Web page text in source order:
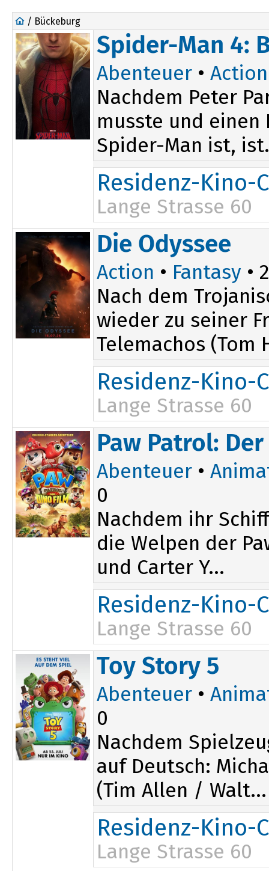
/ Bückeburg
Spider-Man 4:
Abenteuer • Action
Nachdem Peter
musste und
Spider-Man ist,
Residenz-Kino-
Lange Strasse 60
17:15
20:00
Die Odyssee
Action • Fantasy •
Nach dem
wieder zu seiner
Telemachos (Tom
Residenz-Kino-
Lange Strasse 60
19:30
Paw Patrol:
Abenteuer •
0
Nachdem ihr
die Welpen der
und Carter Y...
Residenz-Kino-
Lange Strasse 60
17:30
Toy Story 5
Abenteuer •
0
Nachdem
auf Deutsch:
(Tim Allen / Walt...
Residenz-Kino-
Lange Strasse 60